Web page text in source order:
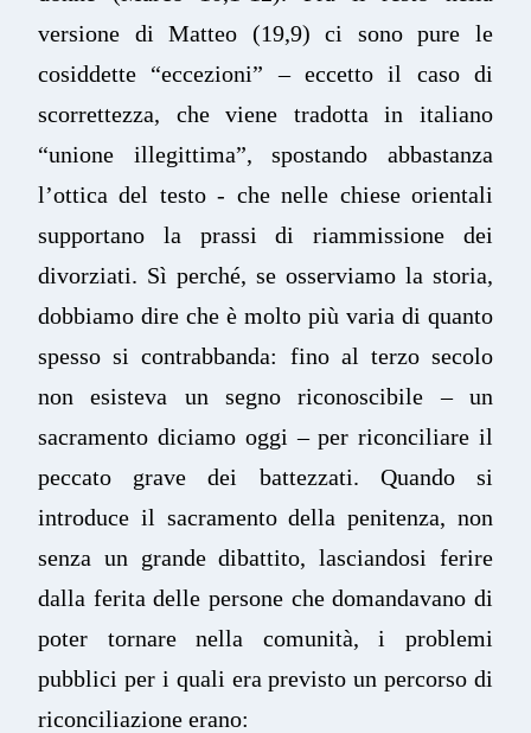
versione di Matteo (19,9) ci sono pure le
cosiddette “eccezioni” – eccetto il caso di
scorrettezza, che viene tradotta in italiano
“unione illegittima”, spostando abbastanza
l’ottica del testo - che nelle chiese orientali
supportano la prassi di riammissione dei
divorziati. Sì perché, se osserviamo la storia,
dobbiamo dire che è molto più varia di quanto
spesso si contrabbanda: fino al terzo secolo
non esisteva un segno riconoscibile – un
sacramento diciamo oggi – per riconciliare il
peccato grave dei battezzati. Quando si
introduce il sacramento della penitenza, non
senza un grande dibattito, lasciandosi ferire
dalla ferita delle persone che domandavano di
poter tornare nella comunità, i problemi
pubblici per i quali era previsto un percorso di
riconciliazione erano: